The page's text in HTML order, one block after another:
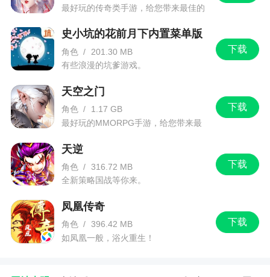
D.千万别错过晚上的多个限时活动
E.190级天帝宝库副本
F.使用2倍经验药，在一小时内完成剩下的3次古
舟副本，零氪这边可能只剩下一次，这里会拉开十
级左右的差距
G.首充60元宝最划算购物推荐：买一个铜钱礼
包，点一次经验祈福;铜钱礼包加上天帝宝库副本的
收获，全身满强化毫无难度，而经验祈福前期性价
比超高
定要留意双倍护送时间，选择经验最高的瑶瑶妹子
I.仙盟晚宴记得点满经验加成
最好玩的传奇类手游，给您带来最佳的
下载
史小坑的花前月下内置菜单版
角色 /
201.30 MB
有些浪漫的坑爹游戏。
下载
天空之门
角色 /
1.17 GB
最好玩的MMORPG手游，给您带来最
下载
天逆
角色 / 316.72 MB
全新策略国战等你来。
下载
凤凰传奇
角色 / 396.42 MB
如凤凰一般，浴火重生！